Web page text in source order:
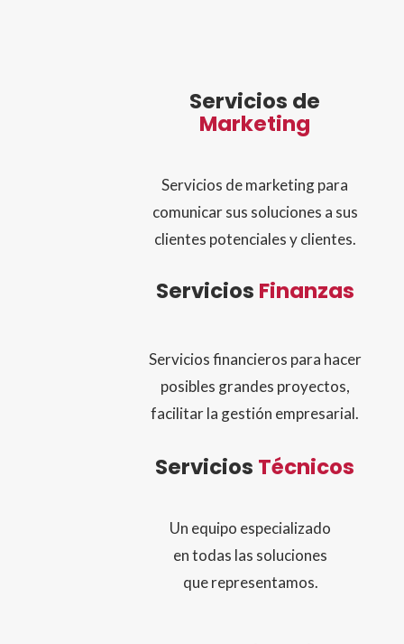
Servicios de
Marketing
Servicios de marketing para
comunicar sus soluciones a sus
clientes potenciales y clientes.
Servicios Finanzas
Servicios financieros para hacer
posibles grandes proyectos,
facilitar la gestión empresarial.
Servicios Técnicos
Un equipo especializado
en todas las soluciones
que representamos.